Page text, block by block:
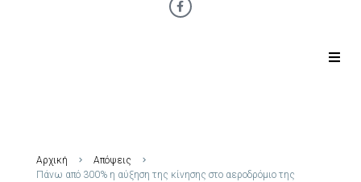
Αρχική
Απόψεις
Πάνω από 300% η αύξηση της κίνησης στο αεροδρόμιο της